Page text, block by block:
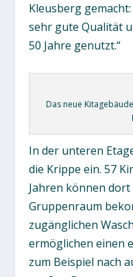
Kleusberg
sehr gute Qualität
50 Jahre genutzt.“
Das neue
In der unteren
die Krippe ein. 57
Jahren können
Gruppenraum
zugänglichen
ermöglichen einen
zum Beispiel nach